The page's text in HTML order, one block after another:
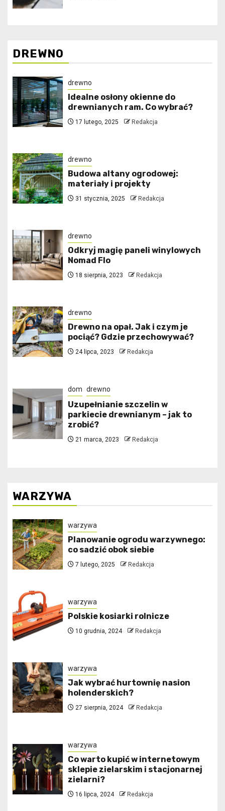
DREWNO
drewno
Idealne osłony okienne do
drewnianych ram. Co wybrać?
17 lutego, 2025 Redakcja
drewno
Budowa altany ogrodowej:
materiały i projekty
31 stycznia, 2025 Redakcja
drewno
Odkryj magię paneli winylowych
Nomad Flo
18 sierpnia, 2023 Redakcja
drewno
Drewno na opał. Jak i czym je
pociąć? Gdzie przechowywać?
24 lipca, 2023 Redakcja
dom drewno
Uzupełnianie szczelin w
parkiecie drewnianym – jak to
zrobić?
21 marca, 2023 Redakcja
WARZYWA
warzywa
Planowanie ogrodu warzywnego:
co sadzić obok siebie
7 lutego, 2025 Redakcja
warzywa
Polskie kosiarki rolnicze
10 grudnia, 2024 Redakcja
warzywa
Jak wybrać hurtownię nasion
holenderskich?
27 sierpnia, 2024 Redakcja
warzywa
Co warto kupić w internetowym
sklepie zielarskim i stacjonarnej
zielarni?
16 lipca, 2024 Redakcja